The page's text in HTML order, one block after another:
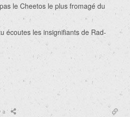
le Cheetos le plus fromagé du
écoutes les insignifiants de Rad-
a